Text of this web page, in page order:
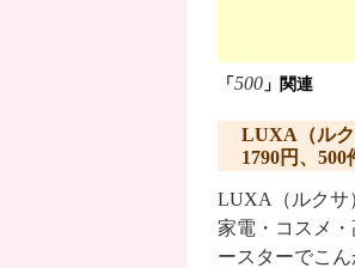
「 500 」関連
LUXA（ルク
1790円、
LUXA（ルクサ
家電・コスメ
ースターでこ